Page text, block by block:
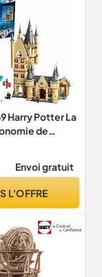
Harry Potter La
de
de
Figurines
Hermione,
Envoi gratuit
L'OFFRE